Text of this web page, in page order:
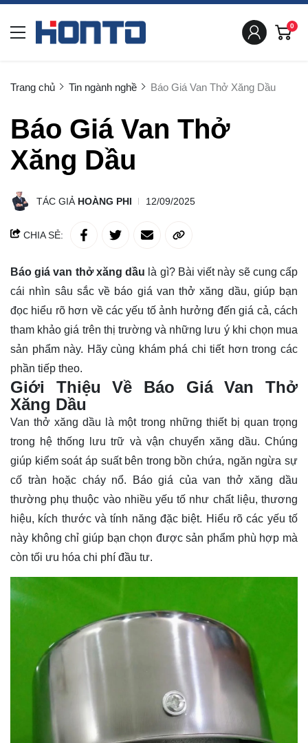
0
Trang chủ Tin ngành nghề Báo Giá Van Thở Xăng Dầu
Báo Giá Van Thở
Xăng Dầu
TÁC GIẢ HOÀNG PHI 12/09/2025
CHIA SẺ:
Báo giá van thở xăng dầu là gì? Bài viết này sẽ cung cấp
cái nhìn sâu sắc về báo giá van thở xăng dầu, giúp bạn
đọc hiểu rõ hơn về các yếu tố ảnh hưởng đến giá cả, cách
tham khảo giá trên thị trường và những lưu ý khi chọn mua
sản phẩm này. Hãy cùng khám phá chi tiết hơn trong các
phần tiếp theo.
Giới Thiệu Về Báo Giá Van Thở
Xăng Dầu
Van thở xăng dầu là một trong những thiết bị quan trọng
trong hệ thống lưu trữ và vận chuyển xăng dầu. Chúng
giúp kiểm soát áp suất bên trong bồn chứa, ngăn ngừa sự
cố tràn hoặc cháy nổ. Báo giá của van thở xăng dầu
thường phụ thuộc vào nhiều yếu tố như chất liệu, thương
hiệu, kích thước và tính năng đặc biệt. Hiểu rõ các yếu tố
này không chỉ giúp bạn chọn được sản phẩm phù hợp mà
còn tối ưu hóa chi phí đầu tư.